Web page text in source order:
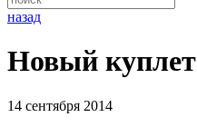
назад
Новый
14 сентября 2014